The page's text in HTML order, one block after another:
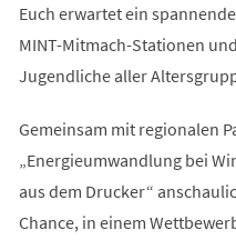
Euch erwartet ein
MINT-Mitmach-Stationen
Jugendliche aller
Gemeinsam mit regionalen
„Energieumwandlung bei
aus dem Drucker“
Chance, in einem